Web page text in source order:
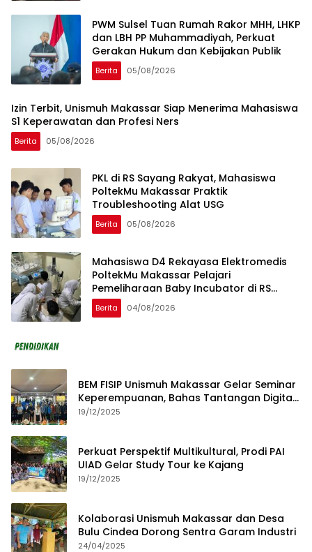
PWM Sulsel Tuan Rumah Rakor MHH, LHKP
dan LBH PP Muhammadiyah, Perkuat
Gerakan Hukum dan Kebijakan Publik
Berita 05/08/2026
Izin Terbit, Unismuh Makassar Siap Menerima Mahasiswa
S1 Keperawatan dan Profesi Ners
Berita 05/08/2026
PKL di RS Sayang Rakyat, Mahasiswa
PoltekMu Makassar Praktik
Troubleshooting Alat USG
Berita 05/08/2026
Mahasiswa D4 Rekayasa Elektromedis
PoltekMu Makassar Pelajari
Pemeliharaan Baby Incubator di RS
Unhas
Berita 04/08/2026
BEM FISIP Unismuh Makassar Gelar Seminar
Keperempuanan, Bahas Tantangan Digital
dan Budaya Lokal
19/12/2025
Perkuat Perspektif Multikultural, Prodi PAI
UIAD Gelar Study Tour ke Kajang
19/12/2025
Kolaborasi Unismuh Makassar dan Desa
Bulu Cindea Dorong Sentra Garam Industri
24/04/2025